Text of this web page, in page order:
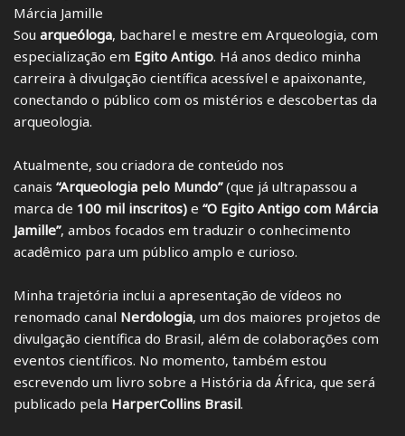
Márcia Jamille
Sou arqueóloga, bacharel e mestre em Arqueologia, com
especialização em Egito Antigo. Há anos dedico minha
carreira à divulgação científica acessível e apaixonante,
conectando o público com os mistérios e descobertas da
arqueologia.
Atualmente, sou criadora de conteúdo nos
canais “Arqueologia pelo Mundo”(que já ultrapassou a
marca de 100 mil inscritos) e “O Egito Antigo com Márcia
Jamille”, ambos focados em traduzir o conhecimento
acadêmico para um público amplo e curioso.
Minha trajetória inclui a apresentação de vídeos no
renomado canal Nerdologia, um dos maiores projetos de
divulgação científica do Brasil, além de colaborações com
eventos científicos. No momento, também estou
escrevendo um livro sobre a História da África, que será
publicado pela HarperCollins Brasil.